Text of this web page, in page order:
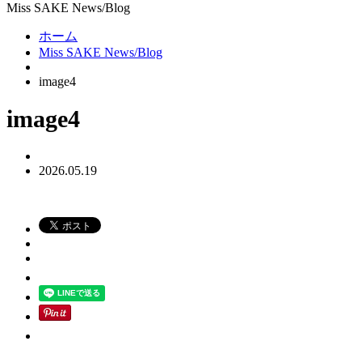
Miss SAKE News/Blog
ホーム
Miss SAKE News/Blog
image4
image4
2026.05.19